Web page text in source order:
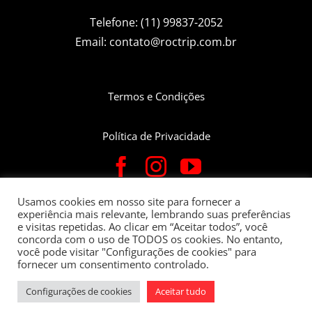
Telefone: (11) 99837-2052
Email: contato@roctrip.com.br
Termos e Condições
Política de Privacidade
Roctrip Carlos Eduardo da Fonseca Bettin – CNPJ:
22.781.563/0001-05 – Rua Verginio Belgine, 282 Apto 91 | Bairro
Santo Antonio, Itatiba-SP CEP:13253-600
Copyright 2021| Todos Direitos Reservados | Desenvolvimento
Bee2 Company
Usamos cookies em nosso site para fornecer a
experiência mais relevante, lembrando suas preferências
e visitas repetidas. Ao clicar em “Aceitar todos”, você
concorda com o uso de TODOS os cookies. No entanto,
você pode visitar "Configurações de cookies" para
fornecer um consentimento controlado.
Configurações de cookies Aceitar tudo